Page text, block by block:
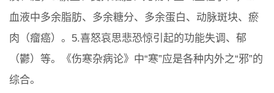
血液中多余脂肪、多余糖分、多余蛋白、动脉斑块、瘀
肉（瘤癌）。5.喜怒哀思悲恐惊引起的功能失调、郁
（鬱）等。《伤寒杂病论》中“寒”应是各种内外之“邪”的
综合。